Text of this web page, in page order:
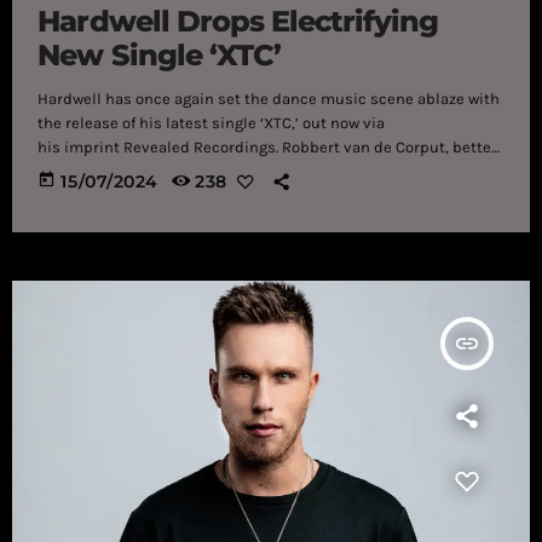
Hardwell Drops Electrifying
New Single ‘XTC’
Hardwell has once again set the dance music scene ablaze with
the release of his latest single ‘XTC,’ out now via
his imprint Revealed Recordings. Robbert van de Corput, better
known as renowned Dutch DJ and producer Hardwell, is back
with his seventh release of the year, ‘XTC.’ Known for his high-
today 15/07/2024 238
insert_link